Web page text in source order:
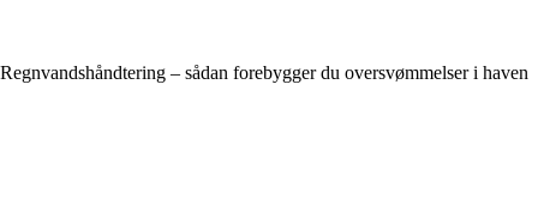
Regnvandshåndtering – sådan forebygger du oversvømmelser i haven